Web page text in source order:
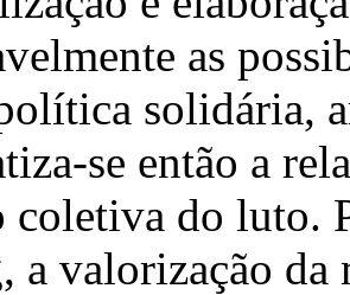
as
solidária,
se então a
coletiva do luto.
a valorização da